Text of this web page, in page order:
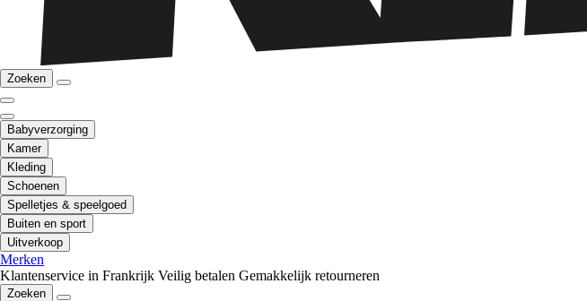
Zoeken
Babyverzorging
Kamer
Kleding
Schoenen
Spelletjes & speelgoed
Buiten en sport
Uitverkoop
Merken
Klantenservice in Frankrijk Veilig betalen Gemakkelijk retourneren
Zoeken